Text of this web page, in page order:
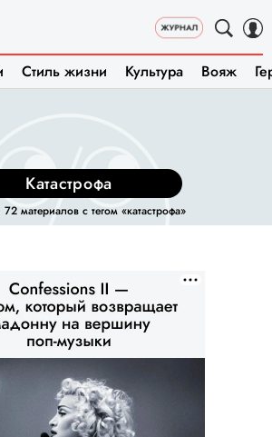
Стиль жизни Культура Вояж
катастрофа
материалов с тегом «катастрофа»